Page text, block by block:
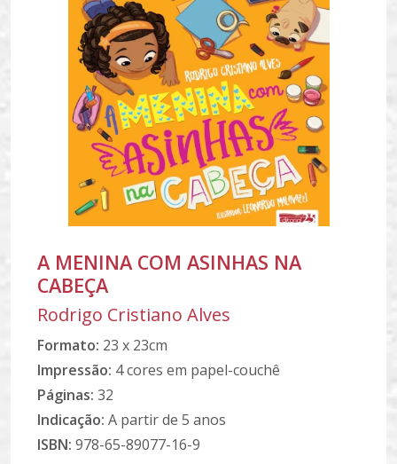
A MENINA COM ASINHAS NA
CABEÇA
Rodrigo Cristiano Alves
Formato: 23 x 23cm
Impressão: 4 cores em papel-couchê
Páginas: 32
Indicação: A partir de 5 anos
ISBN: 978-65-89077-16-9